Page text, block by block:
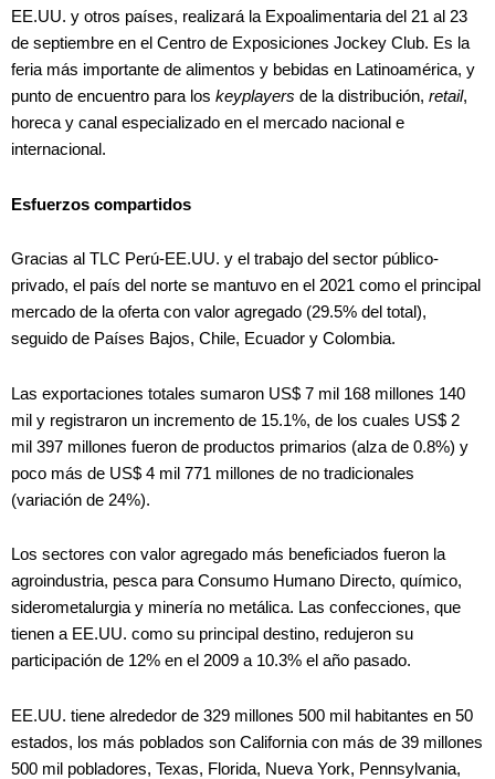
EE.UU. y otros países, realizará la Expoalimentaria del 21 al 23
de septiembre en el Centro de Exposiciones Jockey Club. Es la
feria más importante de alimentos y bebidas en Latinoamérica, y
punto de encuentro para los keyplayers de la distribución, retail,
horeca y canal especializado en el mercado nacional e
internacional.
Esfuerzos compartidos
Gracias al TLC Perú-EE.UU. y el trabajo del sector público-
privado, el país del norte se mantuvo en el 2021 como el principal
mercado de la oferta con valor agregado (29.5% del total),
seguido de Países Bajos, Chile, Ecuador y Colombia.
Las exportaciones totales sumaron US$ 7 mil 168 millones 140
mil y registraron un incremento de 15.1%, de los cuales US$ 2
mil 397 millones fueron de productos primarios (alza de 0.8%) y
poco más de US$ 4 mil 771 millones de no tradicionales
(variación de 24%).
Los sectores con valor agregado más beneficiados fueron la
agroindustria, pesca para Consumo Humano Directo, químico,
siderometalurgia y minería no metálica. Las confecciones, que
tienen a EE.UU. como su principal destino, redujeron su
participación de 12% en el 2009 a 10.3% el año pasado.
EE.UU. tiene alrededor de 329 millones 500 mil habitantes en 50
estados, los más poblados son California con más de 39 millones
500 mil pobladores, Texas, Florida, Nueva York, Pennsylvania,